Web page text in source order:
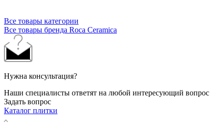
Все товары категории
Все товары бренда Roca Ceramica
Нужна консультация?
Наши специалисты ответят на любой интересующий вопрос
Задать вопрос
Каталог плитки